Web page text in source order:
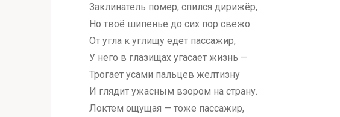
Заклинатель помер, спился дирижёр,
Но твоё шипенье до сих пор свежо.
От угла к углищу едет пассажир,
У него в глазищах угасает жизнь —
Трогает усами пальцев желтизну
И глядит ужасным взором на страну.
Локтем ощущая — тоже пассажир,